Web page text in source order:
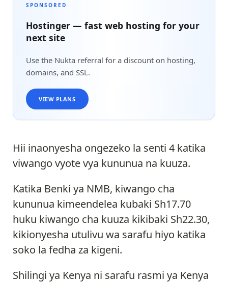
SPONSORED
Hostinger — fast web hosting for your
next site
Use the Nukta referral for a discount on hosting,
domains, and SSL.
VIEW PLANS
Hii inaonyesha ongezeko la senti 4 katika
viwango vyote vya kununua na kuuza.
Katika Benki ya NMB, kiwango cha
kununua kimeendelea kubaki Sh17.70
huku kiwango cha kuuza kikibaki Sh22.30,
kikionyesha utulivu wa sarafu hiyo katika
soko la fedha za kigeni.
Shilingi ya Kenya ni sarafu rasmi ya Kenya